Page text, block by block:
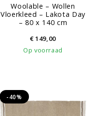
Woolable – Wollen
Vloerkleed – Lakota Day
– 80 x 140 cm
€149,00
Op voorraad
-40%